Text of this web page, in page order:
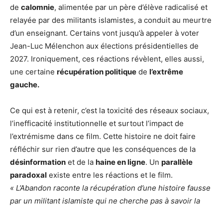
de calomnie, alimentée par un père d’élève radicalisé et
relayée par des militants islamistes, a conduit au meurtre
d’un enseignant. Certains vont jusqu’à appeler à voter
Jean-Luc Mélenchon aux élections présidentielles de
2027. Ironiquement, ces réactions révèlent, elles aussi,
une certaine récupération politique de l’extrême
gauche.
Ce qui est à retenir, c’est la toxicité des réseaux sociaux,
l’inefficacité institutionnelle et surtout l’impact de
l’extrémisme dans ce film. Cette histoire ne doit faire
réfléchir sur rien d’autre que les conséquences de la
désinformation et de la haine en ligne. Un parallèle
paradoxal existe entre les réactions et le film.
« L’Abandon raconte la récupération d’une histoire fausse
par un militant islamiste qui ne cherche pas à savoir la